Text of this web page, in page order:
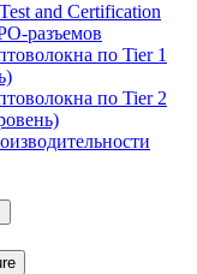
and Certification
разъемов
по Tier 1
по Tier 2